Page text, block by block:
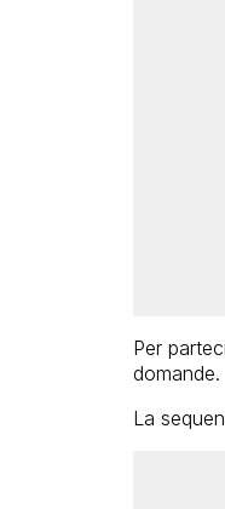
Per
domande.
La